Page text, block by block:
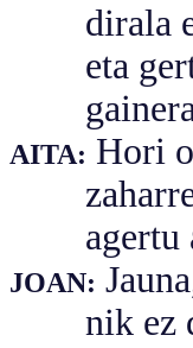
dirala
eta
gainera
AITA: Hori
agertu
JOAN:
nik ez